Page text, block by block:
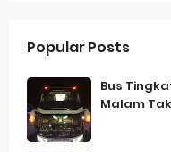
Popular Posts
Bus
Malam